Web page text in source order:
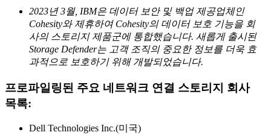
2023년 3월, IBM은 데이터 보안 및 백업 제공업체인
Cohesity와 제휴하여 Cohesity의 데이터 보호 기능을 회
사의 스토리지 제품군에 통합했습니다. 새롭게 출시된
Storage Defender는 고객 조직의 중요한 정보를 더욱 효
과적으로 보호하기 위해 개발되었습니다.
프로파일링된 주요 네트워크 연결 스토리지 회사
목록:
Dell Technologies Inc.(미국)